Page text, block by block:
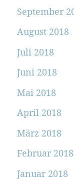
September
August 2018
Juli 2018
Juni 2018
Mai 2018
April 2018
März 2018
Februar 2018
Januar 2018